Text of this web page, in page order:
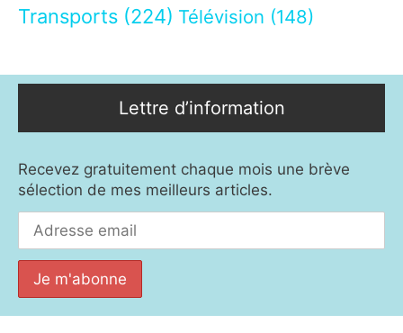
Transports (224) Télévision (148)
Lettre d’information
Recevez gratuitement chaque mois une brève
sélection de mes meilleurs articles.